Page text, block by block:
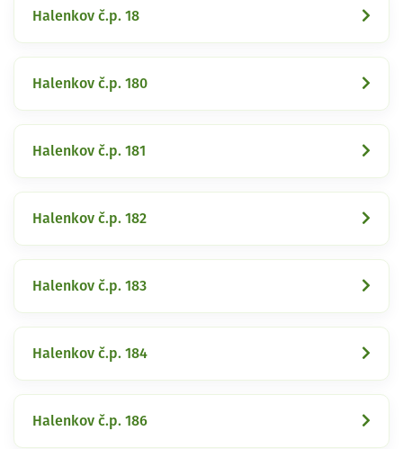
Halenkov č.p. 18
Halenkov č.p. 180
Halenkov č.p. 181
Halenkov č.p. 182
Halenkov č.p. 183
Halenkov č.p. 184
Halenkov č.p. 186